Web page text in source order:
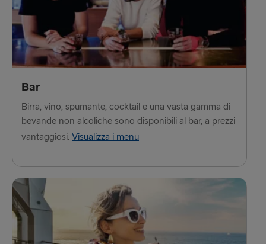
Bar
Birra, vino, spumante, cocktail e una vasta gamma di
bevande non alcoliche sono disponibili al bar, a prezzi
vantaggiosi. Visualizza i menu